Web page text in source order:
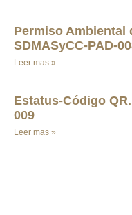
Permiso Ambiental
SDMASyCC-PAD-
Leer mas »
Estatus-Código
009
Leer mas »